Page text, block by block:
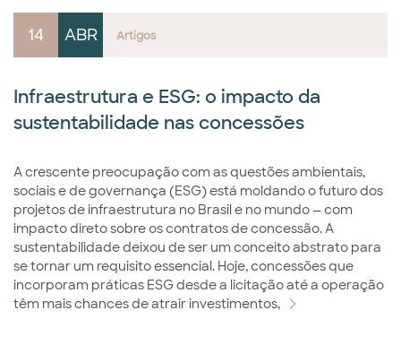
14 ABR Artigos
Infraestrutura e ESG: o impacto da
sustentabilidade nas concessões
A crescente preocupação com as questões ambientais,
sociais e de governança (ESG) está moldando o futuro dos
projetos de infraestrutura no Brasil e no mundo — com
impacto direto sobre os contratos de concessão. A
sustentabilidade deixou de ser um conceito abstrato para
se tornar um requisito essencial. Hoje, concessões que
incorporam práticas ESG desde a licitação até a operação
têm mais chances de atrair investimentos,